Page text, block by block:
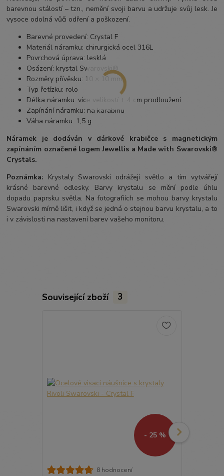
barevnou stálostí – tzn., nemění svoji barvu a udržuje svůj lesk. Je
vysoce odolná vůči odření a poškození.
Barevné provedení: Crystal F
Materiál náramku: chirurgická ocel 316L
Povrchová úprava: lesklá
Osázení: krystal Swarovski®
Rozměry přívěsku: 10 × 10 mm
Typ řetízku: rolo
Délka náramku: více velikostí + 4 cm prodloužení
Zapínání náramku: na karabinu
Váha náramku: 1,5 g
Náramek je dodáván v dárkové krabičce s magnetickým
zapínáním označené logem Jewellis a Made with Swarovski®
Crystals.
Poznámka: Krystaly Swarovski odrážejí světlo a tím vytvářejí
krásné barevné odlesky. Barvy krystalu se mění podle úhlu
dopadu paprsku světla. Na fotografiích se mohou barvy krystalu
Swarovski mírně lišit, i když se jedná o stejnou barvu krystalu, a to
i v závislosti na nastavení barev vašeho monitoru.
Související zboží 3
- 25 %
8 hodnocení